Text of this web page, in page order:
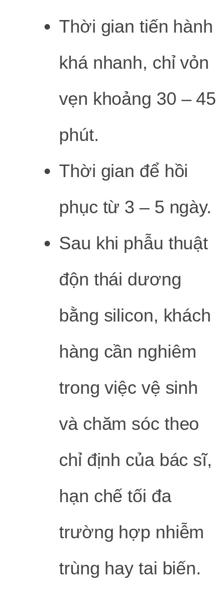
Thời gian tiến hành
khá nhanh, chỉ vỏn
vẹn khoảng 30 – 45
phút.
Thời gian để hồi
phục từ 3 – 5 ngày.
Sau khi phẫu thuật
độn thái dương
bằng silicon, khách
hàng cần nghiêm
trong việc vệ sinh
và chăm sóc theo
chỉ định của bác sĩ,
hạn chế tối đa
trường hợp nhiễm
trùng hay tai biến.